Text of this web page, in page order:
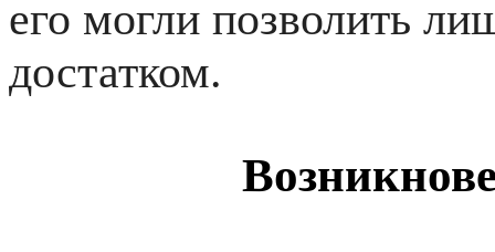
его могли позволить
достатком.